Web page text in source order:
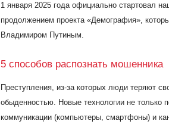
1 января 2025 года официально стартовал
продолжением проекта «Демография»,
Владимиром Путиным.
5 способов распознать мошенника
Преступления, из-за которых люди теряют
обыденностью. Новые технологии не только
коммуникации (компьютеры, смартфоны) и